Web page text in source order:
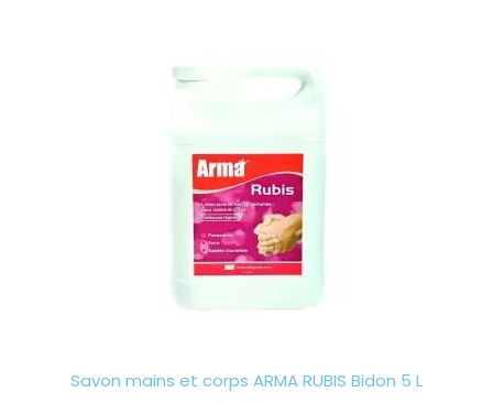
Savon mains et corps ARMA RUBIS Bidon 5 L